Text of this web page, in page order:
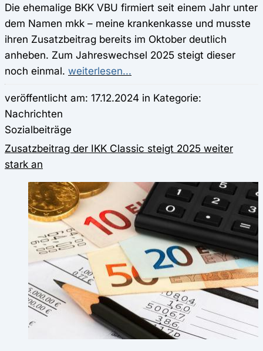
Die ehemalige BKK VBU firmiert seit einem Jahr unter
dem Namen mkk – meine krankenkasse und musste
ihren Zusatzbeitrag bereits im Oktober deutlich
anheben. Zum Jahreswechsel 2025 steigt dieser
noch einmal. weiterlesen...
veröffentlicht am: 17.12.2024 in Kategorie:
Nachrichten
Sozialbeiträge
Zusatzbeitrag der IKK Classic steigt 2025 weiter
stark an